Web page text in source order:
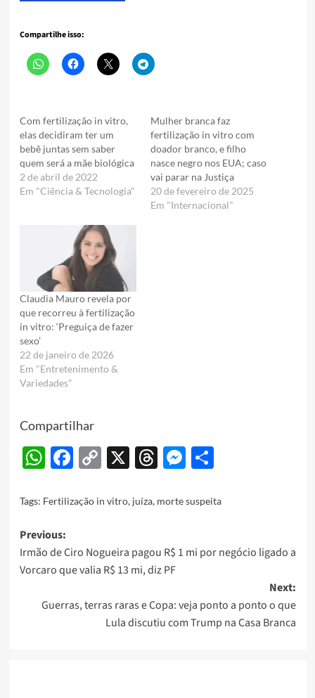
Compartilhe isso:
Com fertilização in vitro,
elas decidiram ter um
bebê juntas sem saber
quem será a mãe biológica
2 de abril de 2022
Em "Ciência & Tecnologia"
Mulher branca faz
fertilização in vitro com
doador branco, e filho
nasce negro nos EUA; caso
vai parar na Justiça
20 de fevereiro de 2025
Em "Internacional"
Claudia Mauro revela por
que recorreu à fertilização
in vitro: ‘Preguiça de fazer
sexo’
22 de janeiro de 2026
Em "Entretenimento &
Variedades"
Compartilhar
WhatsApp
Facebook
Copy
X Threads
Messenger
Share
Tags: Fertilização in vitro, juíza, morte suspeita
Post
navigation
Previous:
Irmão de Ciro Nogueira pagou R$ 1 mi por negócio ligado a
Vorcaro que valia R$ 13 mi, diz PF
Next:
Guerras, terras raras e Copa: veja ponto a ponto o que
Lula discutiu com Trump na Casa Branca